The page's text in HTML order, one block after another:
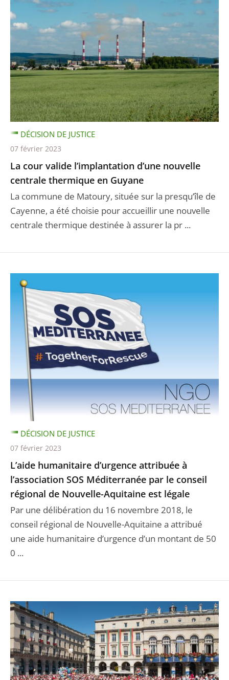
La cour valide l’implantation d’une nouvelle
centrale thermique en Guyane
La commune de Matoury, située sur la presqu’île de
Cayenne, a été choisie pour accueillir une nouvelle
centrale thermique destinée à assurer la pr ...
DÉCISION DE JUSTICE
07 février 2023
L’aide humanitaire d’urgence attribuée à
l’association SOS Méditerranée par le conseil
régional de Nouvelle-Aquitaine est légale
Par une délibération du 16 novembre 2018, le
conseil régional de Nouvelle-Aquitaine a attribué
une aide humanitaire d’urgence d’un montant de 50
0 ...
DÉCISION DE JUSTICE
07 février 2023